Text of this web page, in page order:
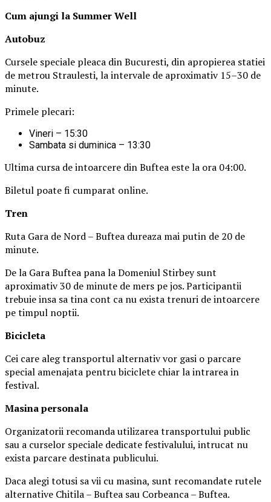
Cum ajungi la Summer Well
Autobuz
Cursele speciale pleaca din Bucuresti, din apropierea statiei
de metrou Straulesti, la intervale de aproximativ 15–30 de
minute.
Primele plecari:
Vineri – 15:30
Sambata si duminica – 13:30
Ultima cursa de intoarcere din Buftea este la ora 04:00.
Biletul poate fi cumparat online.
Tren
Ruta Gara de Nord – Buftea dureaza mai putin de 20 de
minute.
De la Gara Buftea pana la Domeniul Stirbey sunt
aproximativ 30 de minute de mers pe jos. Participantii
trebuie insa sa tina cont ca nu exista trenuri de intoarcere
pe timpul noptii.
Bicicleta
Cei care aleg transportul alternativ vor gasi o parcare
special amenajata pentru biciclete chiar la intrarea in
festival.
Masinapersonala
Organizatorii recomanda utilizarea transportului public
sau a curselor speciale dedicate festivalului, intrucat nu
exista parcare destinata publicului.
Daca alegi totusi sa vii cu masina, sunt recomandate rutele
alternative Chitila – Buftea sau Corbeanca – Buftea.